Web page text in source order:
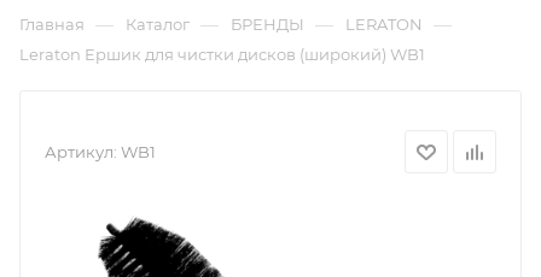
Главная — Каталог — БРЕНДЫ — LERATON —
Leraton Ершик для чистки дисков (широкий) WB1
Артикул: WB1